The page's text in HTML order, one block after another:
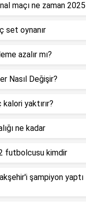
maçı ne zaman 2025
set oynanır
azalır mı?
Nasıl Değişir?
yaktırır?
ne kadar
2 futbolcusu kimdir
şampiyon yaptı